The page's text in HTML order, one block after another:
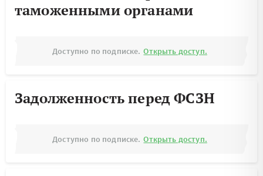
таможенными органами
Доступно по подписке. Открыть доступ.
Задолженность перед ФСЗН
Доступно по подписке. Открыть доступ.